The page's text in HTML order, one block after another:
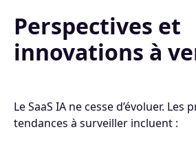
Perspectives et
innovations à
Le SaaS IA ne cesse d’évoluer. Les
tendances à surveiller incluent :